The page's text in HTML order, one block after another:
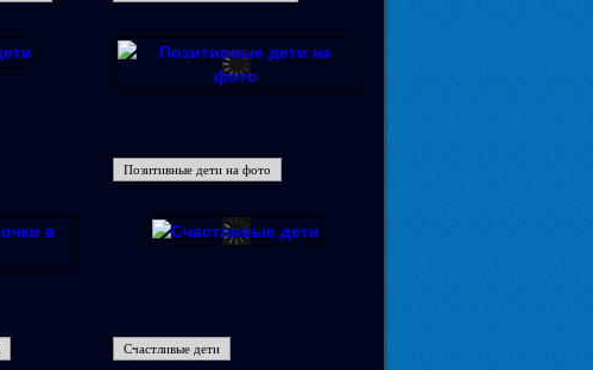
Позитивные дети на фото
Счастливые дети